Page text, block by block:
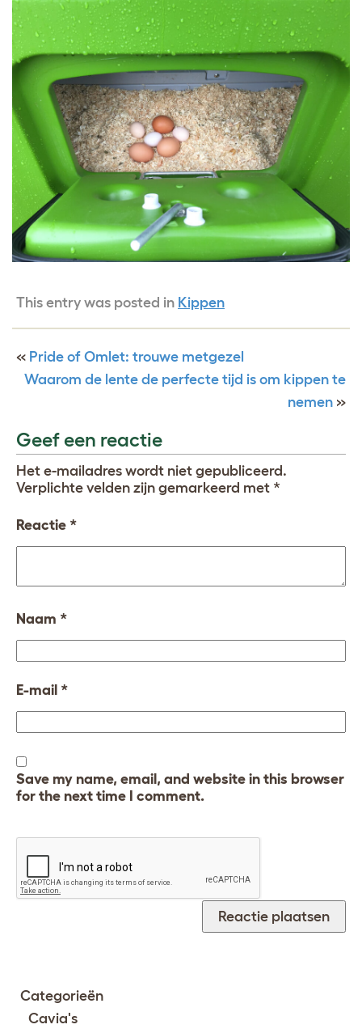
This entry was posted in Kippen
« Pride of Omlet: trouwe metgezel
Waarom de lente de perfecte tijd is om kippen te
nemen »
Geef een reactie
Het e-mailadres wordt niet gepubliceerd.
Verplichte velden zijn gemarkeerd met *
Reactie *
Naam *
E-mail *
Save my name, email, and website in this browser
for the next time I comment.
Categorieën
Cavia's